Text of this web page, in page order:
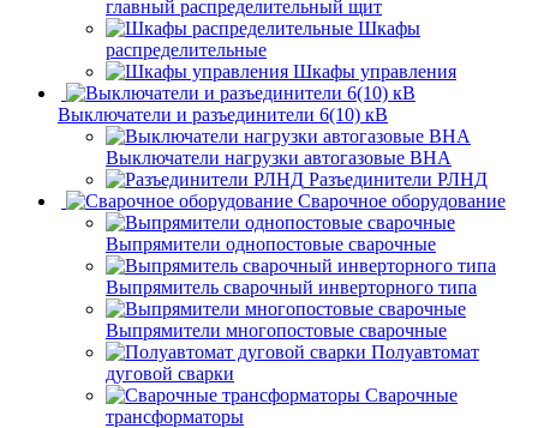
главный распределительный щит
Шкафы
распределительные
Шкафы управления
Выключатели и разъединители 6(10) кВ
Выключатели нагрузки автогазовые ВНА
Разъединители РЛНД
Сварочное оборудование
Выпрямители однопостовые сварочные
Выпрямитель сварочный инверторного типа
Выпрямители многопостовые сварочные
Полуавтомат
дуговой сварки
Сварочные
трансформаторы